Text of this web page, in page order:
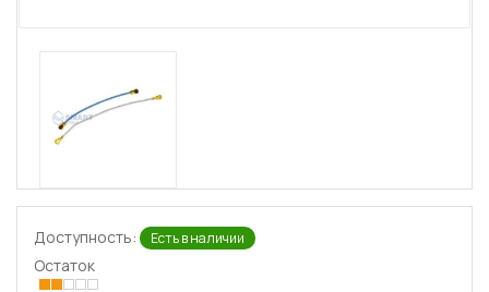
Доступность: Есть в наличии
Остаток